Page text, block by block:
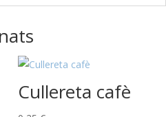
Cullereta cafè